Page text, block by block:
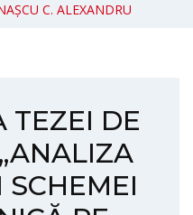
C. ALEXANDRU
TEZEI DE